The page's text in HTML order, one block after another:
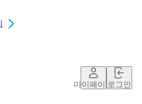
마이페이지로그인